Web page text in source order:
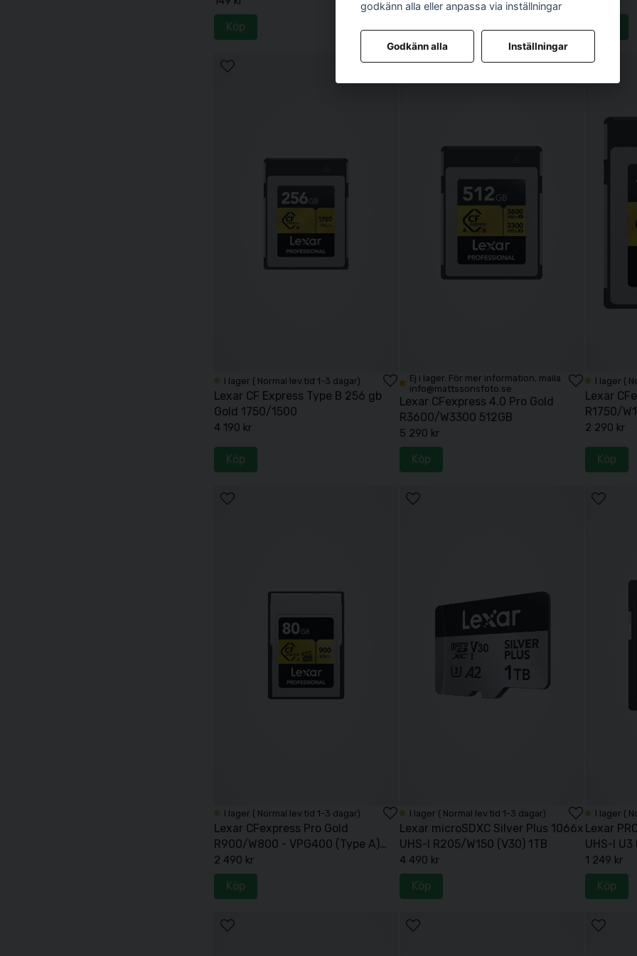
Köp Köp
I lager ( Normal lev.tid 1-3 dagar)
Lexar CF Express Type B 256 gb
Gold 1750/1500
4 190 kr
Köp
Ej i lager. För mer information, maila
info@mattssonsfoto.se
Lexar CFexpress 4.0 Pro Gold
R3600/W3300 512GB
5 290 kr
Köp
I lager (
Lexar
R1750/
2 290 kr
Köp
I lager ( Normal lev.tid 1-3 dagar)
Lexar CFexpress Pro Gold
R900/W800 - VPG400 (Type A)
80GB
2 490 kr
Köp
I lager ( Normal lev.tid 1-3 dagar)
Lexar microSDXC Silver Plus 1066x
UHS-I R205/W150 (V30) 1TB
4 490 kr
Köp
I lager (
Lexar
UHS-I
1 249 kr
Köp
godkänn alla eller anpassa via inställningar
Godkänn alla Inställningar